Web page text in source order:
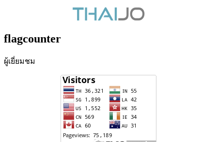
flagcounter
ผู้เยี่ยมชม